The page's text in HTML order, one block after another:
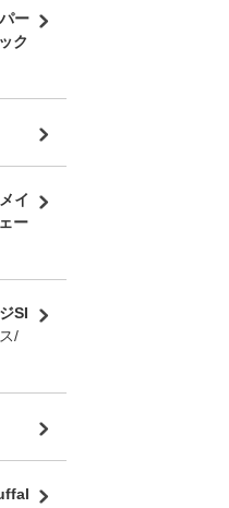
ー
ク
イ
ー
SI
/